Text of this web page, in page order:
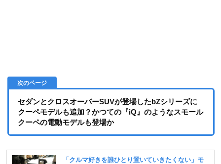
セダンとクロスオーバーSUVが登場したbZシリーズに
クーペモデルも追加？かつての『iQ』のようなスモール
クーペの電動モデルも登場か